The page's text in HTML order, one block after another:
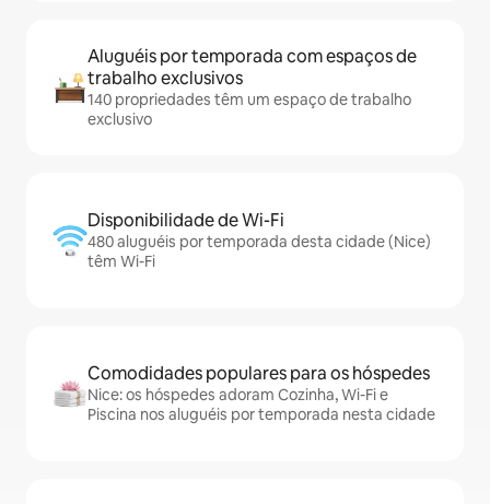
Aluguéis por temporada com espaços de
trabalho exclusivos
140 propriedades têm um espaço de trabalho
exclusivo
Disponibilidade de Wi-Fi
480 aluguéis por temporada desta cidade (Nice)
têm Wi-Fi
Comodidades populares para os hóspedes
Nice: os hóspedes adoram Cozinha, Wi-Fi e
Piscina nos aluguéis por temporada nesta cidade